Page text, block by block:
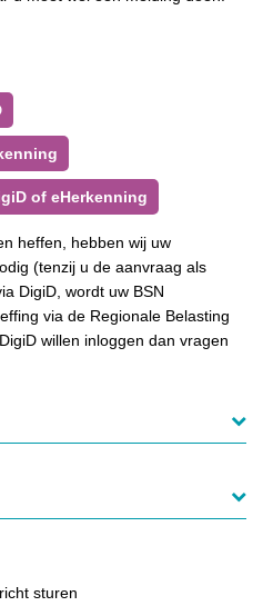
of eHerkenning
heffen, hebben wij uw
(tenzij u de aanvraag als
DigiD, wordt uw BSN
via de Regionale Belasting
willen inloggen dan vragen
sturen